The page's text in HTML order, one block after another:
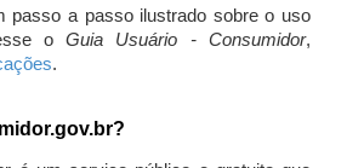
passo a passo ilustrado sobre o uso
oGuia Usuário - Consumidor,
.